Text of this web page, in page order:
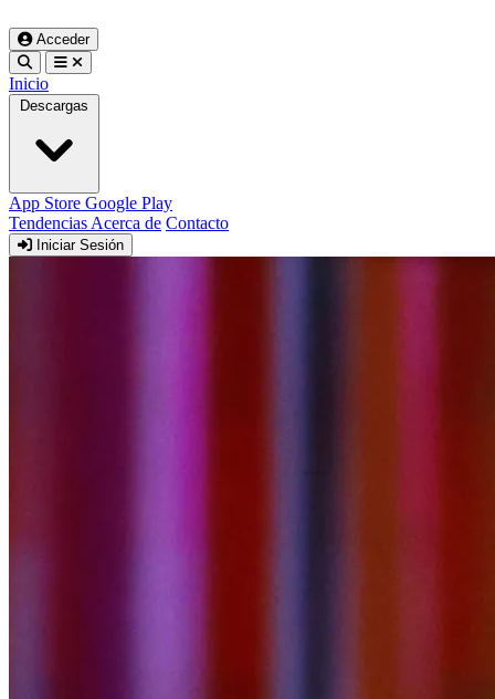
Acceder
Inicio
Descargas
App Store Google Play
Tendencias Acerca de Contacto
Iniciar Sesión